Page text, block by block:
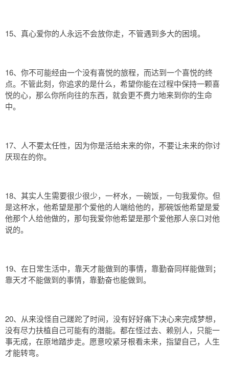
15、真心爱你的人永远不会放你走，不管遇到多大的困境。
16、你不可能经由一个没有喜悦的旅程，而达到一个喜悦的终
点。不管此刻，你追求的是什么，希望你能在过程中保持一颗喜
悦的心，那么你所向往的东西，就会更不费力地来到你的生命
中。
17、人不要太任性，因为你是活给未来的你，不要让未来的你讨
厌现在的你。
18、其实人生需要很少很少，一杯水，一碗饭，一句我爱你。但
是这杯水，他希望是那个爱他的人端给他的，那碗饭他希望是爱
他那个人给他做的，那句我爱你他希望是那个爱他那人亲口对他
说的。
19、在日常生活中，靠天才能做到的事情，靠勤奋同样能做到；
靠天才不能做到的事情，靠勤奋也能做到。
20、从来没怪自己蹉跎了时间，没有好好痛下决心来完成梦想，
没有尽力扶植自己可能有的潜能。都在怪过去、赖别人，只能一
事无成，在原地踏步走。愿意咬紧牙根看未来，指望自己，人生
才能转弯。